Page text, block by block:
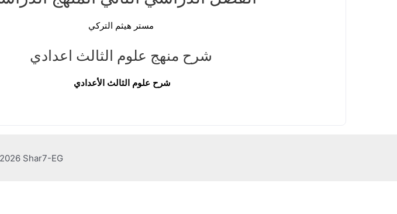
مستر هيثم التركي
شرح منهج علوم الثالث اعدادي
شرح علوم الثالث الأعدادي
Shar7-EG